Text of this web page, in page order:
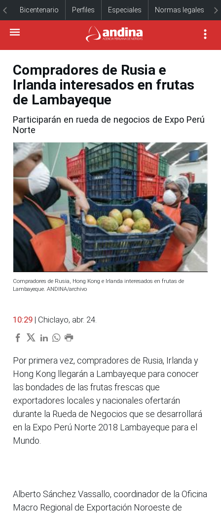
Bicentenario Perfiles Especiales Normas legales
Compradores de Rusia e
Irlanda interesados en frutas
de Lambayeque
Participarán en rueda de negocios de Expo Perú
Norte
Compradores de Rusia, Hong Kong e Irlanda interesados en frutas de
Lambayeque. ANDINA/archivo
10:29 | Chiclayo, abr. 24.
Por primera vez, compradores de Rusia, Irlanda y
Hong Kong llegarán a Lambayeque para conocer
las bondades de las frutas frescas que
exportadores locales y nacionales ofertarán
durante la Rueda de Negocios que se desarrollará
en la Expo Perú Norte 2018 Lambayeque para el
Mundo.
Alberto Sánchez Vassallo, coordinador de la Oficina
Macro Regional de Exportación Noroeste de